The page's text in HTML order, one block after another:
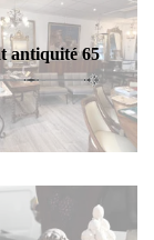
antiquité 65